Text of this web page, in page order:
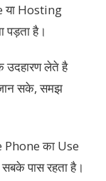
या Hosting
है।
लेते है
सके, समझ
का Use
पास रहता है।